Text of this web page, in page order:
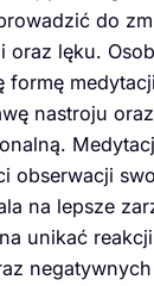
do
oraz lęku.
formę
nastroju
obserwacji
na lepsze
unikać reakcji